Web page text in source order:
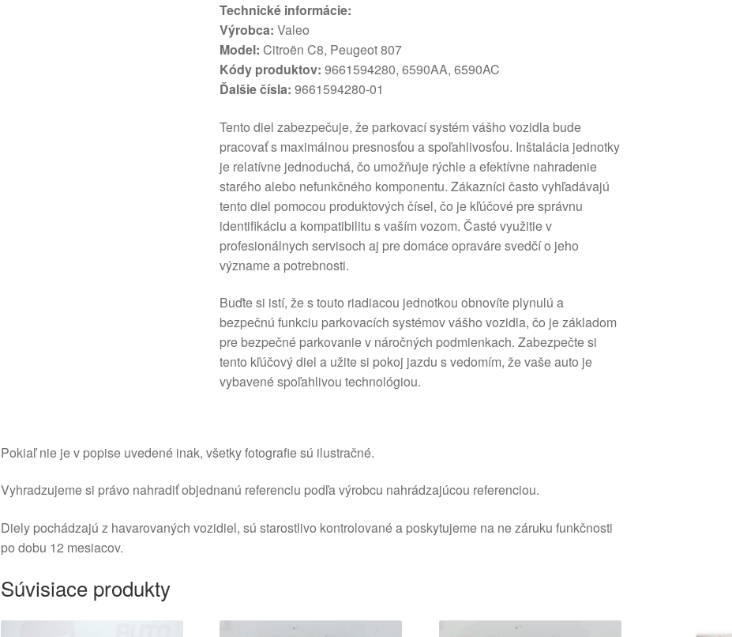
Technické informácie:
Výrobca: Valeo
Model: Citroën C8, Peugeot 807
Kódy produktov: 9661594280, 6590AA, 6590AC
Ďalšie čísla: 9661594280-01
Tento diel zabezpečuje, že parkovací systém vášho vozidla bude
pracovať s maximálnou presnosťou a spoľahlivosťou. Inštalácia jednotky
je relatívne jednoduchá, čo umožňuje rýchle a efektívne nahradenie
starého alebo nefunkčného komponentu. Zákazníci často vyhľadávajú
tento diel pomocou produktových čísel, čo je kľúčové pre správnu
identifikáciu a kompatibilitu s vaším vozom. Časté využitie v
profesionálnych servisoch aj pre domáce opraváre svedčí o jeho
význame a potrebnosti.
Buďte si istí, že s touto riadiacou jednotkou obnovíte plynulú a
bezpečnú funkciu parkovacích systémov vášho vozidla, čo je základom
pre bezpečné parkovanie v náročných podmienkach. Zabezpečte si
tento kľúčový diel a užite si pokoj jazdu s vedomím, že vaše auto je
vybavené spoľahlivou technológiou.
Pokiaľ nie je v popise uvedené inak, všetky fotografie sú ilustračné.
Vyhradzujeme si právo nahradiť objednanú referenciu podľa výrobcu nahrádzajúcou referenciou.
Diely pochádzajú z havarovaných vozidiel, sú starostlivo kontrolované a poskytujeme na ne záruku funkčnosti
po dobu 12 mesiacov.
Súvisiace produkty